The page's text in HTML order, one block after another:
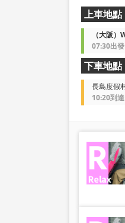
上車地點
（大阪
07:30出發
下車地點
長島度假
10:20到達